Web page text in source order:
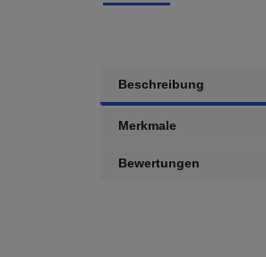
Beschreibung
Merkmale
Bewertungen